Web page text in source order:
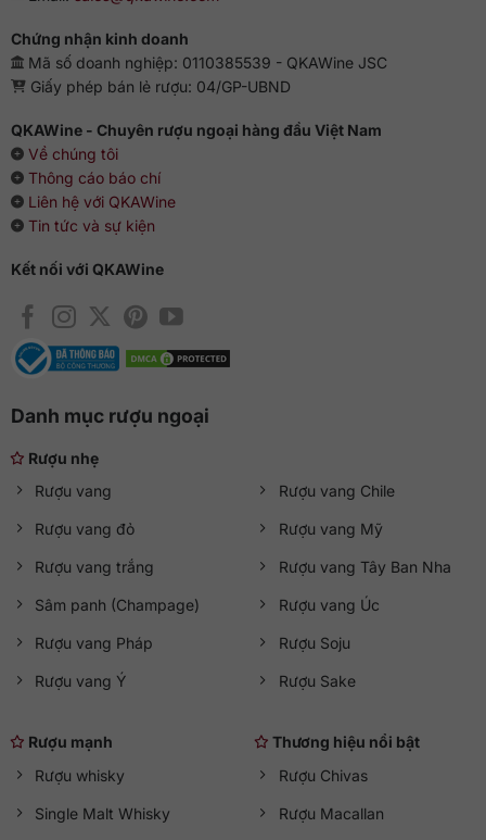
Chứng nhận kinh doanh
Mã số doanh nghiệp: 0110385539 - QKAWine JSC
Giấy phép bán lẻ rượu: 04/GP-UBND
QKAWine - Chuyên rượu ngoại hàng đầu Việt Nam
Về chúng tôi
Thông cáo báo chí
Liên hệ với QKAWine
Tin tức và sự kiện
Kết nối với QKAWine
Danh mục rượu ngoại
Rượu nhẹ
Rượu vang
Rượu vang đỏ
Rượu vang trắng
Sâm panh (Champage)
Rượu vang Pháp
Rượu vang Ý
Rượu vang Chile
Rượu vang Mỹ
Rượu vang Tây Ban Nha
Rượu vang Úc
Rượu Soju
Rượu Sake
Rượu mạnh
Rượu whisky
Single Malt Whisky
Thương hiệu nổi bật
Rượu Chivas
Rượu Macallan